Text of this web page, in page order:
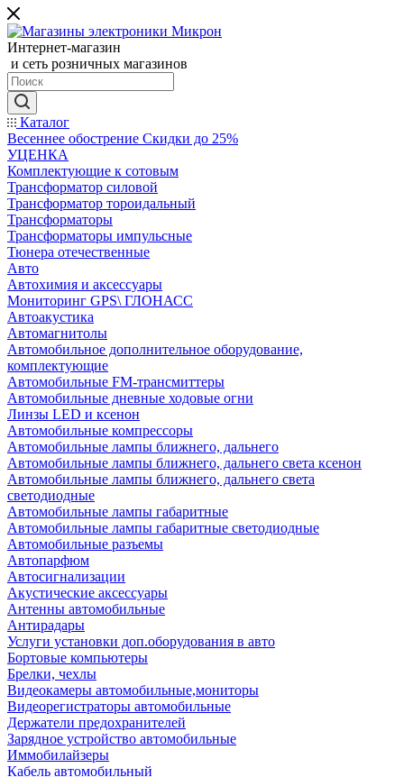
Интернет-магазин
и сеть розничных магазинов
Каталог
Весеннее обострение Скидки до 25%
УЦЕНКА
Комплектующие к сотовым
Трансформатор силовой
Трансформатор тороидальный
Трансформаторы
Трансформаторы импульсные
Тюнера отечественные
Авто
Автохимия и аксессуары
Мониторинг GPS\ ГЛОНАСС
Автоакустика
Автомагнитолы
Автомобильное дополнительное оборудование,
комплектующие
Автомобильные FM-трансмиттеры
Автомобильные дневные ходовые огни
Линзы LED и ксенон
Автомобильные компрессоры
Автомобильные лампы ближнего, дальнего
Автомобильные лампы ближнего, дальнего света ксенон
Автомобильные лампы ближнего, дальнего света
светодиодные
Автомобильные лампы габаритные
Автомобильные лампы габаритные светодиодные
Автомобильные разъемы
Автопарфюм
Автосигнализации
Акустические аксессуары
Антенны автомобильные
Антирадары
Услуги установки доп.оборудования в авто
Бортовые компьютеры
Брелки, чехлы
Видеокамеры автомобильные,мониторы
Видеорегистраторы автомобильные
Держатели предохранителей
Зарядное устройство автомобильные
Иммобилайзеры
Кабель автомобильный